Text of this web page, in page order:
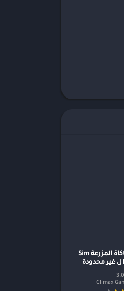
تحميل لعبة محاكاة المزرعة Sim
Climax